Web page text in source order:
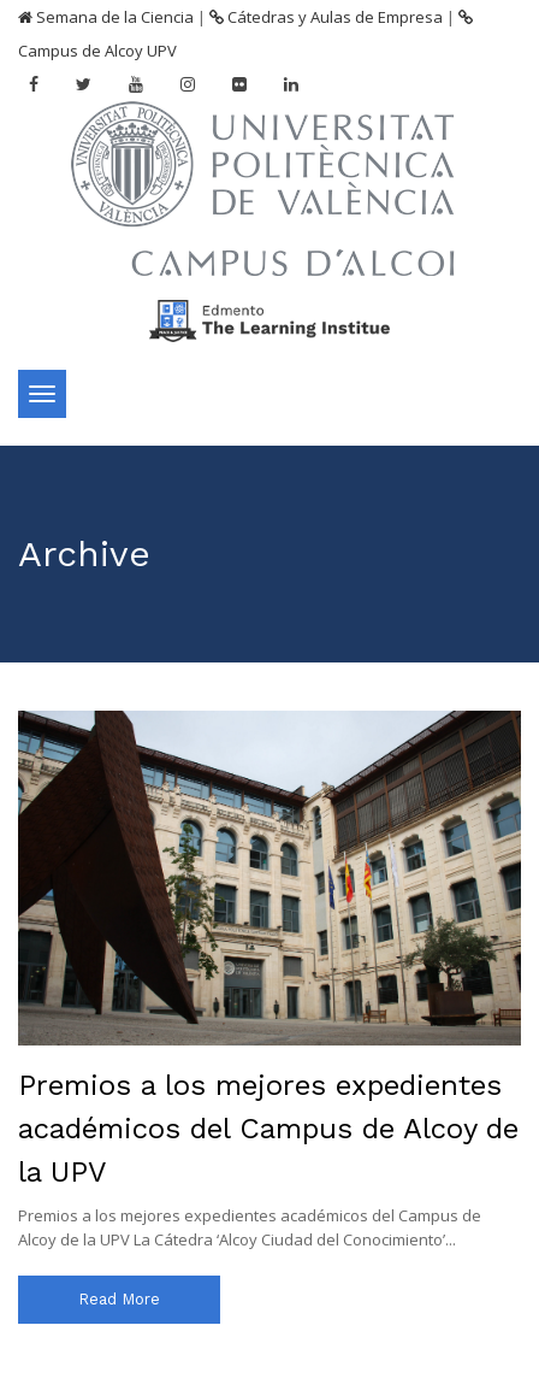
Semana de la Ciencia | Cátedras y Aulas de Empresa |
Campus de Alcoy UPV
Toggle
navigation
Archive
Premios a los mejores expedientes
académicos del Campus de Alcoy de
la UPV
Premios a los mejores expedientes académicos del Campus de
Alcoy de la UPV La Cátedra ‘Alcoy Ciudad del Conocimiento’...
Read More